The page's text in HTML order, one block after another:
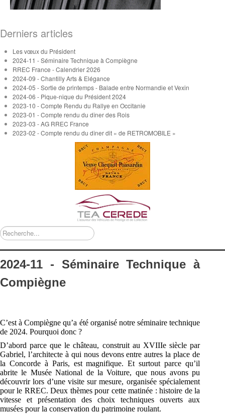
Derniers articles
Les vœux du Président
2024-11 - Séminaire Technique à Compiègne
RREC France - Calendrier 2026
2024-09 - Chantilly Arts & Elégance
2024-05 - Sortie de printemps - Balade entre Normandie et Vexin
2024-06 - Pique-nique du Président 2024
2023-10 - Compte Rendu du Rallye en Occitanie
2023-01 - Compte rendu du dîner des Rois
2023-03 - AG RREC France
2023-02 - Compte rendu du dîner dit « de RETROMOBILE »
Rechercher
2024-11 - Séminaire Technique à
Compiègne
C’est à Compiègne qu’a été organisé notre séminaire technique
de 2024. Pourquoi donc ?
D’abord parce que le château, construit au XVIIIesiècle par
Gabriel, l’architecte à qui nous devons entre autres la place de
la Concorde à Paris, est magnifique. Et surtout parce qu’il
abrite le Musée National de la Voiture, que nous avons pu
découvrir lors d’une visite sur mesure, organisée spécialement
pour le RREC. Deux thèmes pour cette matinée : histoire de la
vitesse et présentation des choix techniques ouverts aux
musées pour la conservation du patrimoine roulant.